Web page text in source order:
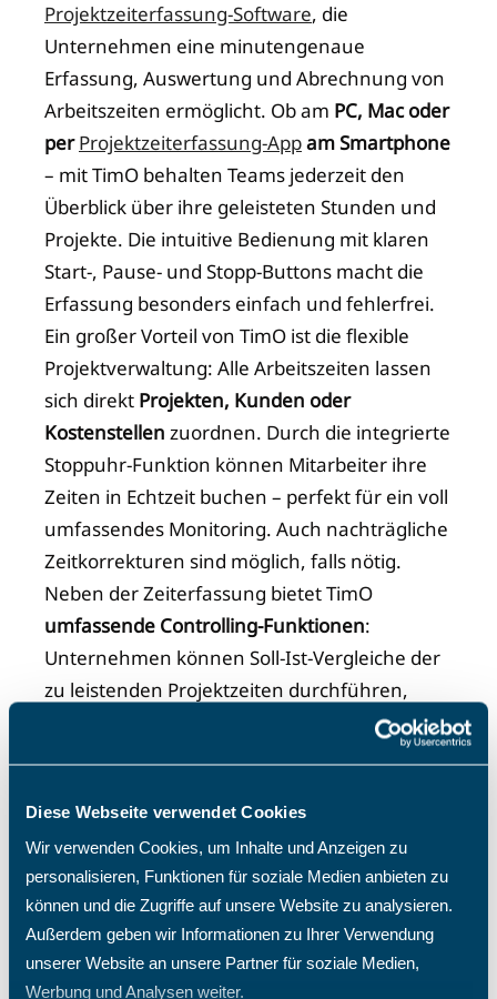
Diese Webseite verwendet Cookies
Wir verwenden Cookies, um Inhalte und Anzeigen zu
personalisieren, Funktionen für soziale Medien anbieten zu
können und die Zugriffe auf unsere Website zu analysieren.
Außerdem geben wir Informationen zu Ihrer Verwendung
unserer Website an unsere Partner für soziale Medien,
Werbung und Analysen weiter.
Projektzeiterfassung-Software, die
Unternehmen eine minutengenaue
Erfassung, Auswertung und Abrechnung von
Arbeitszeiten ermöglicht. Ob am PC, Mac oder
perProjektzeiterfassung-Appam Smartphone
– mit TimO behalten Teams jederzeit den
Überblick über ihre geleisteten Stunden und
Projekte. Die intuitive Bedienung mit klaren
Start-, Pause- und Stopp-Buttons macht die
Erfassung besonders einfach und fehlerfrei.
Ein großer Vorteil von TimO ist die flexible
Projektverwaltung: Alle Arbeitszeiten lassen
sich direkt Projekten, Kunden oder
Kostenstellen zuordnen. Durch die integrierte
Stoppuhr-Funktion können Mitarbeiter ihre
Zeiten in Echtzeit buchen – perfekt für ein voll
umfassendes Monitoring. Auch nachträgliche
Zeitkorrekturen sind möglich, falls nötig.
Neben der Zeiterfassung bietet TimO
umfassende Controlling-Funktionen:
Unternehmen können Soll-Ist-Vergleiche der
zu leistenden Projektzeiten durchführen,
detaillierte Leistungsnachweise erstellen und
abrechenbare sowie nicht abrechenbare
Projektabrechnungund sorgt für volle
Transparenz gegenüber Auftraggebern. Dank
der modularen Erweiterbarkeit kann TimO
z.B. um die Anwesenheitszeiterfassung, die
Ressourcenplanung oder das vollumfängliche
Projektmanagement ergänzt werden.